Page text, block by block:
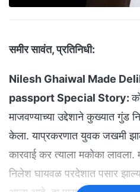
समीर सावंत, प्रतिनिधी:
Nilesh Ghaiwal Made
passport Special Story:
माजवण्याच्या उद्देशाने कुख्यात गुंड
केला. याप्रकरणात युवक जखमी
कारवाई कर त्याला मकोका लावला.
निलेश घायवळ परदेशात पसार